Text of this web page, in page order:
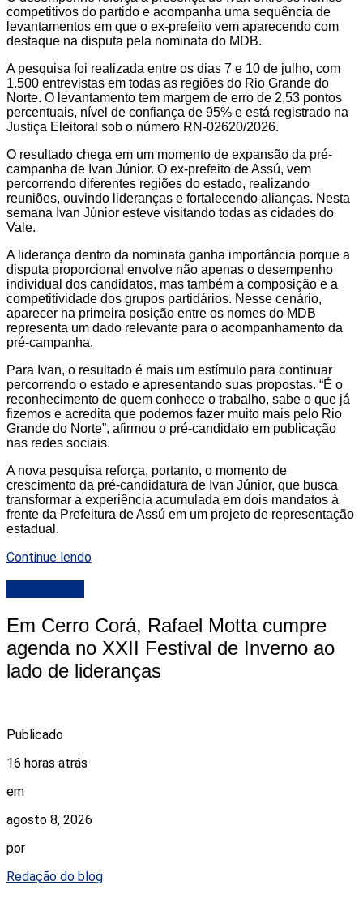
competitivos do partido e acompanha uma sequência de
levantamentos em que o ex-prefeito vem aparecendo com
destaque na disputa pela nominata do MDB.
A pesquisa foi realizada entre os dias 7 e 10 de julho, com
1.500 entrevistas em todas as regiões do Rio Grande do
Norte. O levantamento tem margem de erro de 2,53 pontos
percentuais, nível de confiança de 95% e está registrado na
Justiça Eleitoral sob o número RN-02620/2026.
O resultado chega em um momento de expansão da pré-
campanha de Ivan Júnior. O ex-prefeito de Assú, vem
percorrendo diferentes regiões do estado, realizando
reuniões, ouvindo lideranças e fortalecendo alianças. Nesta
semana Ivan Júnior esteve visitando todas as cidades do
Vale.
A liderança dentro da nominata ganha importância porque a
disputa proporcional envolve não apenas o desempenho
individual dos candidatos, mas também a composição e a
competitividade dos grupos partidários. Nesse cenário,
aparecer na primeira posição entre os nomes do MDB
representa um dado relevante para o acompanhamento da
pré-campanha.
Para Ivan, o resultado é mais um estímulo para continuar
percorrendo o estado e apresentando suas propostas. “É o
reconhecimento de quem conhece o trabalho, sabe o que já
fizemos e acredita que podemos fazer muito mais pelo Rio
Grande do Norte”, afirmou o pré-candidato em publicação
nas redes sociais.
A nova pesquisa reforça, portanto, o momento de
crescimento da pré-candidatura de Ivan Júnior, que busca
transformar a experiência acumulada em dois mandatos à
frente da Prefeitura de Assú em um projeto de representação
estadual.
Continue lendo
Em Cerro Corá, Rafael Motta cumpre
agenda no XXII Festival de Inverno ao
lado de lideranças
Publicado
16 horas atrás
em
agosto 8, 2026
por
Redação do blog